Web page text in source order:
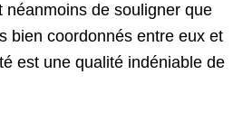
néanmoins de souligner que
bien coordonnés entre eux et
est une qualité indéniable de